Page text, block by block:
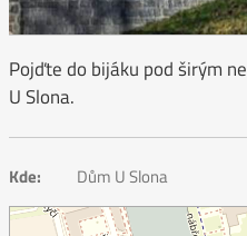
Pojďte do bijáku pod širým
U Slona.
Kde: Dům U Slona